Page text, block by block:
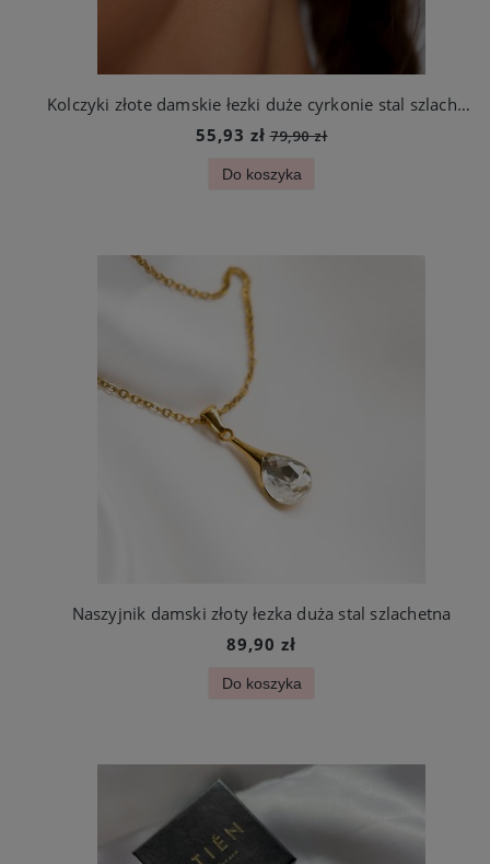
Kolczyki złote damskie łezki duże cyrkonie stal szlachetna
55,93 zł 79,90 zł
Do koszyka
Naszyjnik damski złoty łezka duża stal szlachetna
89,90 zł
Do koszyka